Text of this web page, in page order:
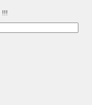
!!!